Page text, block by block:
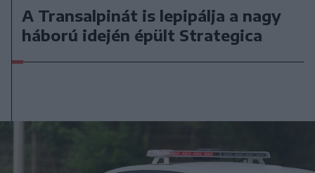
A Transalpinát is lepipálja a nagy
háború idején épült Strategica